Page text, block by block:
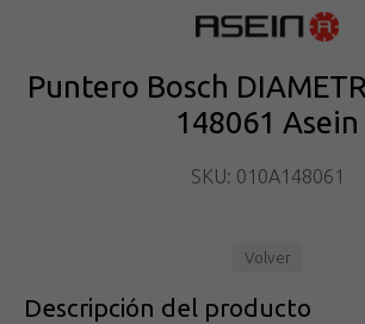
Puntero Bosch
148061 Asein
SKU: 010A148061
Volver
Descripción del producto